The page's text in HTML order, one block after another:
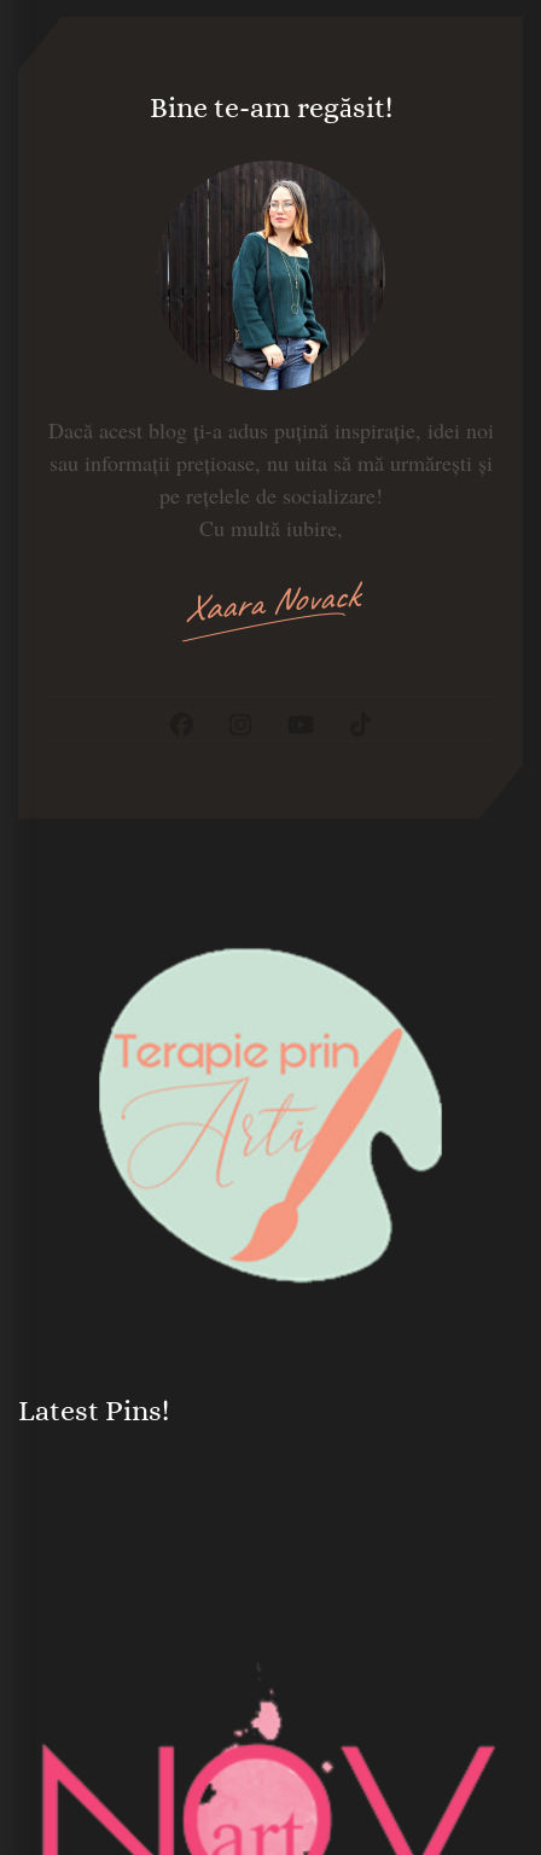
Bine te-am regăsit!
Dacă acest blog ți-a adus puțină inspirație, idei noi
sau informații prețioase, nu uita să mă urmărești și
pe rețelele de socializare!
Cu multă iubire,
Xaara Novack
Latest Pins!